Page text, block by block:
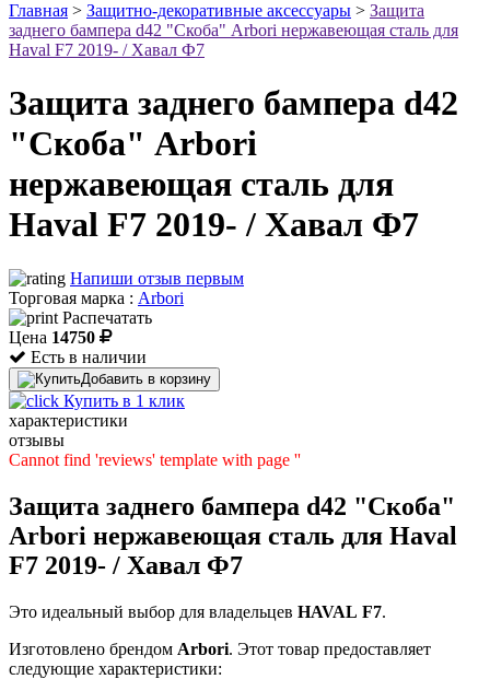
Главная > Защитно-декоративные аксессуары > Защита
заднего бампера d42 "Скоба" Arbori нержавеющая сталь для
Haval F7 2019- / Хавал Ф7
Защита заднего бампера d42
"Скоба" Arbori
нержавеющая сталь для
Haval F7 2019- / Хавал Ф7
Напиши отзыв первым
Торговая марка : Arbori
Распечатать
Цена 14750
Есть в наличии
Добавить в корзину
Купить в 1 клик
характеристики
отзывы
Cannot find 'reviews' template with page ''
Защита заднего бампера d42 "Скоба"
Arbori нержавеющая сталь для Haval
F7 2019- / Хавал Ф7
Это идеальный выбор для владельцев HAVAL F7.
Изготовлено брендом Arbori. Этот товар предоставляет
следующие характеристики: